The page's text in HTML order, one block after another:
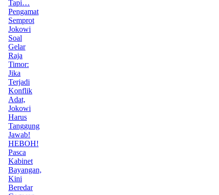
Tapi…
Pengamat
Semprot
Jokowi
Soal
Gelar
Raja
Timor:
Jika
Terjadi
Konflik
Adat,
Jokowi
Harus
Tanggung
Jawab!
HEBOH!
Pasca
Kabinet
Bayangan,
Kini
Beredar